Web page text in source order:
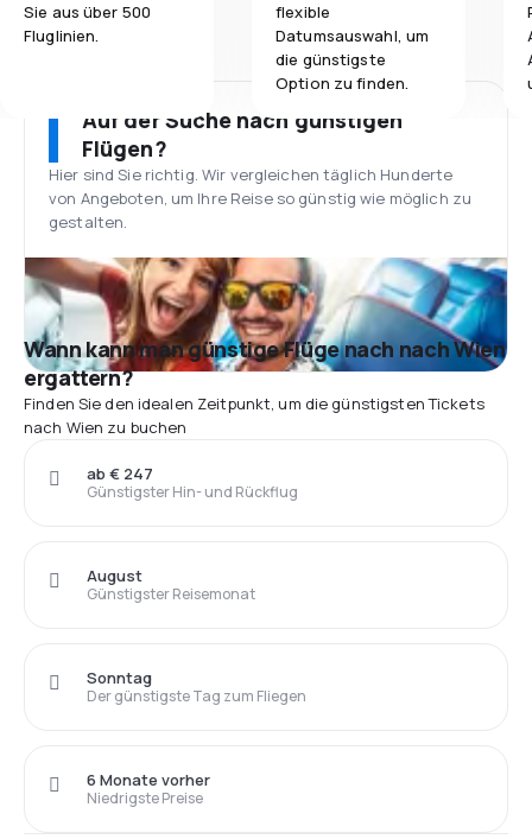
Sie aus über 500
Fluglinien.
flexible
Datumsauswahl, um
die günstigste
Option zu finden.
Auf der Suche nach günstigen
Flügen?
Hier sind Sie richtig. Wir vergleichen täglich Hunderte
von Angeboten, um Ihre Reise so günstig wie möglich zu
gestalten.
Wann kann man günstige Flüge nach nach Wien
ergattern?
Finden Sie den idealen Zeitpunkt, um die günstigsten Tickets
nach Wien zu buchen
Günstigster Hin- und Rückflug
ab € 247
Günstigster Reisemonat
August
Der günstigste Tag zum Fliegen
Sonntag
Niedrigste Preise
6 Monate vorher